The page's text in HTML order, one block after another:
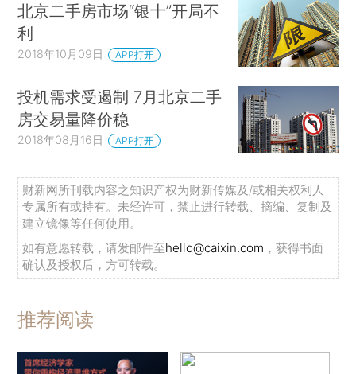
北京二手房市场“银十”开局不
利
2018年10月09日 APP打开
投机需求受遏制 7月北京二手
房交易量降价稳
2018年08月16日 APP打开
财新网所刊载内容之知识产权为财新传媒及/或相关权利人
专属所有或持有。未经许可，禁止进行转载、摘编、复制及
建立镜像等任何使用。
如有意愿转载，请发邮件至hello@caixin.com ，获得书面
确认及授权后，方可转载。
推荐阅读